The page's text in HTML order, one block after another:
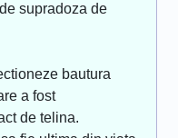
supradoza de
bautura
a fost
de telina.